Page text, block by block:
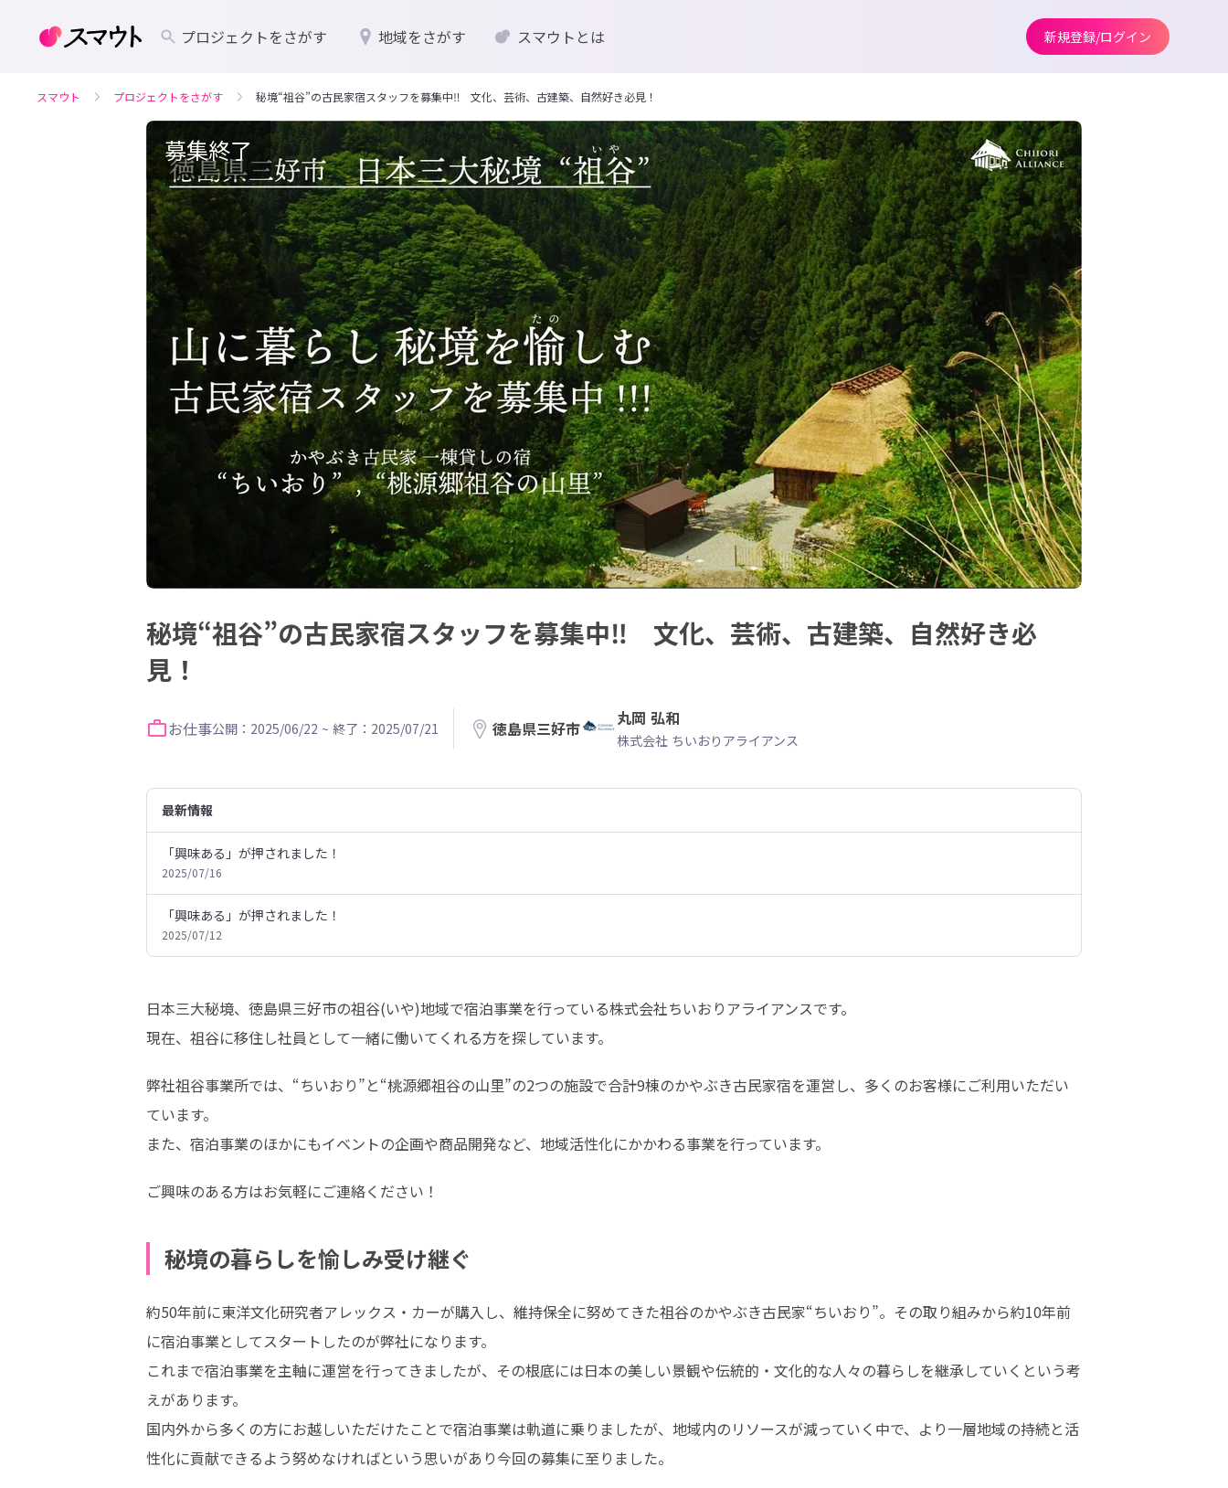
プロジェクトをさがす 地域をさがす スマウトとは 新規登録/ログイン
スマウト プロジェクトをさがす 秘境“祖谷”の古民家宿スタッフを募集中‼ 文化、芸術、古建築、自然好き必見！
募集終了
秘境“祖谷”の古民家宿スタッフを募集中‼ 文化、芸術、古建築、自然好き必
見！
お仕事公開：2025/06/22 ~ 終了：2025/07/21 徳島県三好市 丸岡 弘和
株式会社 ちいおりアライアンス
最新情報
「興味ある」が押されました！
2025/07/16
「興味ある」が押されました！
2025/07/12
日本三大秘境、徳島県三好市の祖谷(いや)地域で宿泊事業を行っている株式会社ちいおりアライアンスです。
現在、祖谷に移住し社員として一緒に働いてくれる方を探しています。
弊社祖谷事業所では、“ちいおり”と“桃源郷祖谷の山里”の2つの施設で合計9棟のかやぶき古民家宿を運営し、多くのお客様にご利用いただい
ています。
また、宿泊事業のほかにもイベントの企画や商品開発など、地域活性化にかかわる事業を行っています。
ご興味のある方はお気軽にご連絡ください！
秘境の暮らしを愉しみ受け継ぐ
約50年前に東洋文化研究者アレックス・カーが購入し、維持保全に努めてきた祖谷のかやぶき古民家“ちいおり”。その取り組みから約10年前
に宿泊事業としてスタートしたのが弊社になります。
これまで宿泊事業を主軸に運営を行ってきましたが、その根底には日本の美しい景観や伝統的・文化的な人々の暮らしを継承していくという考
えがあります。
国内外から多くの方にお越しいただけたことで宿泊事業は軌道に乗りましたが、地域内のリソースが減っていく中で、より一層地域の持続と活
性化に貢献できるよう努めなければという思いがあり今回の募集に至りました。